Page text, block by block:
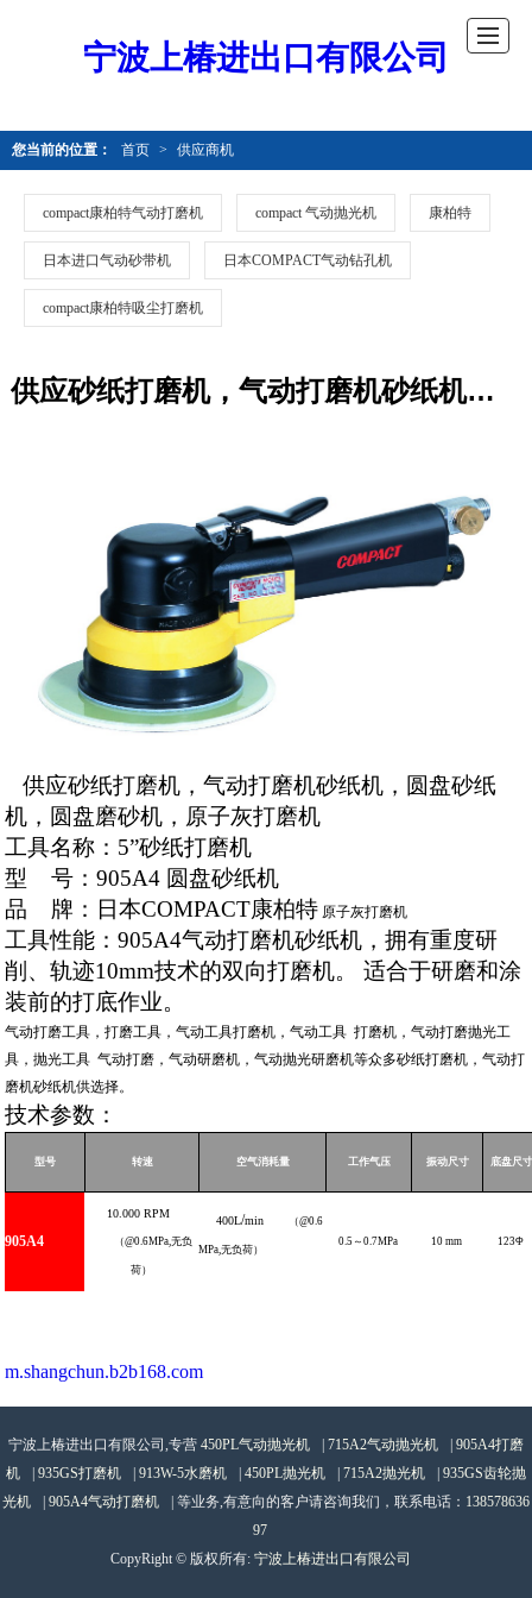
宁波上椿进出口有限公司
您当前的位置： 首页 > 供应商机
compact康柏特气动打磨机 compact 气动抛光机 康柏特
日本进口气动砂带机 日本COMPACT气动钻孔机
compact康柏特吸尘打磨机
供应砂纸打磨机，气动打磨机砂纸机，圆盘砂纸机，圆盘磨砂机，原子灰打磨机
供应砂纸打磨机，气动打磨机砂纸机，圆盘砂纸
机，圆盘磨砂机，原子灰打磨机
工具名称： 5”砂纸打磨机
型
号：905A4 圆盘砂纸机
品
牌：日本COMPACT康柏特 原子灰打磨机
工具性能：905A4气动打磨机砂纸机，拥有重度研
削、轨迹10mm技术的双向打磨机。
适合于研磨和涂
装前的打底作业。
气动打磨工具，打磨工具，气动工具打磨机，气动工具 打磨机，气动打磨抛光工
具，抛光工具 气动打磨，气动研磨机，气动抛光研磨机等众多砂纸打磨机，气动打
磨机砂纸机供选择。
技术参数：
型号 转速 空气消耗量 工作气压 振动尺寸 底盘尺寸
905A4
10.000 RPM
（@0.6MPa,无负
荷）
400L/min （@0.6
MPa ,无负荷）
0.5 ～0.7MPa 10mm 123Φ
m.shangchun.b2b168.com
宁波上椿进出口有限公司,专营 450PL气动抛光机 | 715A2气动抛光机 | 905A4打磨
机
| 935GS打磨机 | 913W-5水磨机 | 450PL抛光机 | 715A2抛光机 | 935GS齿轮抛
光机
| 905A4气动打磨机 | 等业务,有意向的客户请咨询我们，联系电话： 138578636
97
CopyRight © 版权所有: 宁波上椿进出口有限公司